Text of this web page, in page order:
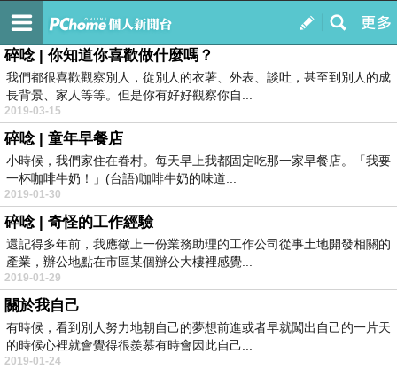
我的
訂閱
菜菜育兒的美味小日子
碎唸 | 你知道你喜歡做什麼嗎？
我們都很喜歡觀察別人，從別人的衣著、外表、談吐，甚至到別人的成
長背景、家人等等。但是你有好好觀察你自...
2019-03-15
碎唸 | 童年早餐店
小時候，我們家住在眷村。每天早上我都固定吃那一家早餐店。「我要
一杯咖啡牛奶！」(台語)咖啡牛奶的味道...
2019-01-30
碎唸 | 奇怪的工作經驗
還記得多年前，我應徵上一份業務助理的工作公司從事土地開發相關的
產業，辦公地點在市區某個辦公大樓裡感覺...
2019-01-29
關於我自己
有時候，看到別人努力地朝自己的夢想前進或者早就闖出自己的一片天
的時候心裡就會覺得很羨慕有時會因此自己...
2019-01-24